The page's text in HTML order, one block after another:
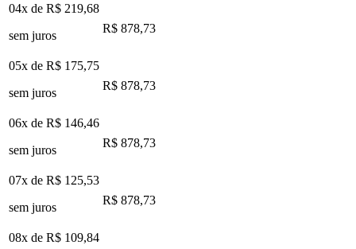
04x de R$ 219,68
sem juros
R$ 878,73
05x de R$ 175,75
sem juros
R$ 878,73
06x de R$ 146,46
sem juros
R$ 878,73
07x de R$ 125,53
sem juros
R$ 878,73
08x de R$ 109,84